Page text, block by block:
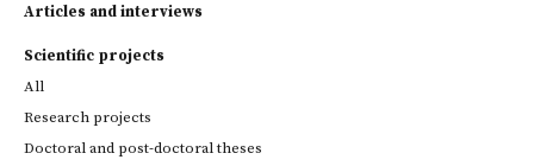
Articles and interviews
Scientific projects
All
Research projects
Doctoral and post-doctoral theses